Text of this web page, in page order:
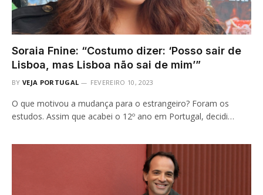
Soraia Fnine: “Costumo dizer: ‘Posso sair de
Lisboa, mas Lisboa não sai de mim’”
BY VEJA PORTUGAL FEVEREIRO 10, 2023
O que motivou a mudança para o estrangeiro? Foram os
estudos. Assim que acabei o 12º ano em Portugal, decidi…